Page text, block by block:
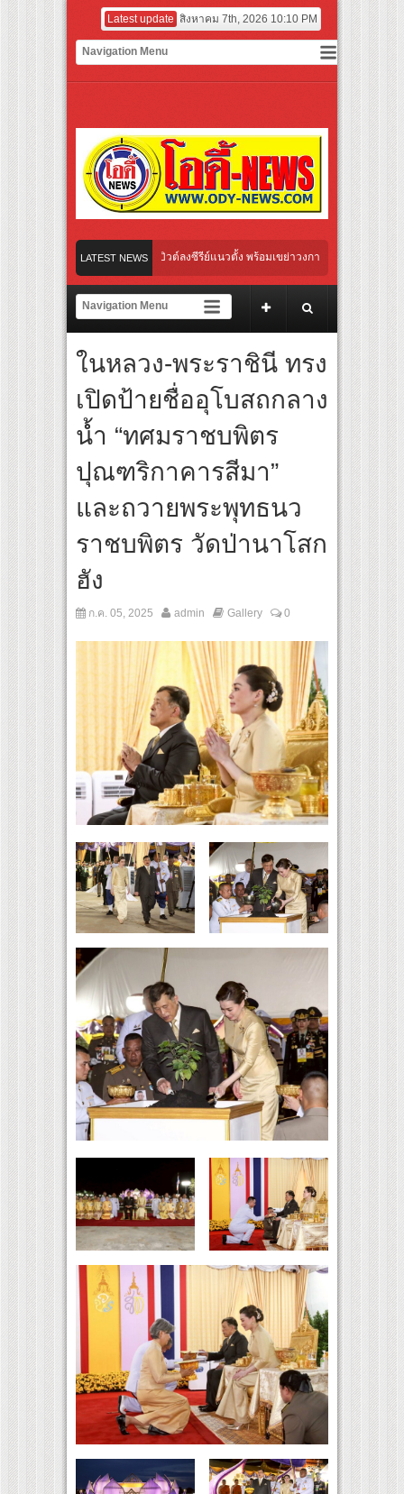
Latest update สิงหาคม 7th, 2026 10:10 PM
LATEST NEWS
ของไทย เตรียมเดบิวต์ลงซีรีย์แนวตั้ง พร้อมเขย่าวงการบันเทิงยุคดิจิทัล
เกิลใหม่ “Your Candy” พร้อมเสิร์ฟ MV สดใส ได้ “ต้าเหนิง” และ “ณิชา” ร่วมเติมสีสัน
” ปลุกกระแส ผิวโชกุ ผิวโชว์ได้ ตอบโจทย์คนรุ่นใหม่
“Under Her Rules ใต้เงาจันทรา” เปิดเคมี “อุ้ม–มีนา” ประกบคู่ครั้งสำคัญ ชวนแ
ทย “เลิกอาย เลิกเงียบ เลิกชะล่าใจ” เรื่อง HPV ในแคมเปญ “HPV ไม่เป็นไร…ไม่ได้”
ของไทย เตรียมเดบิวต์ลงซีรีย์แนวตั้ง พร้อมเขย่าวงการบันเทิงยุคดิจิทัล
ในหลวง-พระราชินี ทรง
เปิดป้ายชื่ออุโบสถกลาง
น้ำ “ทศมราชบพิตร
ปุณฑริกาคารสีมา”
และถวายพระพุทธนว
ราชบพิตร วัดป่านาโสก
ฮัง
ก.ค. 05, 2025 admin Gallery 0